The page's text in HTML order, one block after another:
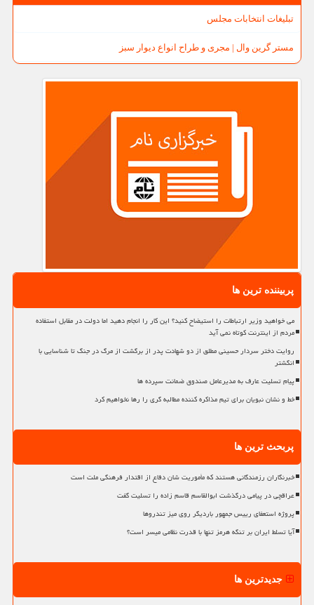
تبلیغات انتخابات مجلس
مستر گرین وال | مجری و طراح انواع دیوار سبز
پربیننده ترین ها
می خواهید وزیر ارتباطات را استیضاح کنید؟ این کار را انجام دهید اما دولت در مقابل استفاده
مردم از اینترنت کوتاه نمی آید
روایت دختر سردار حسینی مطلق از دو شهادت پدر از برگشت از مرگ در جنگ تا شناسایی با
انگشتر
پیام تسلیت عارف به مدیرعامل صندوق ضمانت سپرده ها
خط و نشان نبویان برای تیم مذاکره کننده مطالبه گری را رها نخواهیم کرد
پربحث ترین ها
خبرنگاران رزمندگانی هستند که مأموریت شان دفاع از اقتدار فرهنگی ملت است
عراقچی در پیامی درگذشت ابوالقاسم قاسم زاده را تسلیت گفت
پروژه استعفای رییس جمهور باردیگر روی میز تندروها
آیا تسلط ایران بر تنگه هرمز تنها با قدرت نظامی میسر است؟
جدیدترین ها